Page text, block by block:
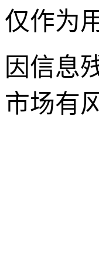
仅作为
因信息
市场有